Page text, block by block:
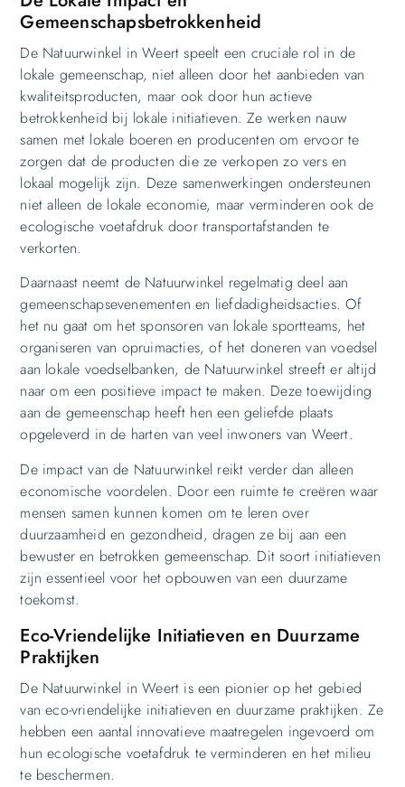
Gemeenschapsbetrokkenheid
De Natuurwinkel in Weert speelt een cruciale rol in de
lokale gemeenschap, niet alleen door het aanbieden van
kwaliteitsproducten, maar ook door hun actieve
betrokkenheid bij lokale initiatieven. Ze werken nauw
samen met lokale boeren en producenten om ervoor te
zorgen dat de producten die ze verkopen zo vers en
lokaal mogelijk zijn. Deze samenwerkingen ondersteunen
niet alleen de lokale economie, maar verminderen ook de
ecologische voetafdruk door transportafstanden te
verkorten.
Daarnaast neemt de Natuurwinkel regelmatig deel aan
gemeenschapsevenementen en liefdadigheidsacties. Of
het nu gaat om het sponsoren van lokale sportteams, het
organiseren van opruimacties, of het doneren van voedsel
aan lokale voedselbanken, de Natuurwinkel streeft er altijd
naar om een positieve impact te maken. Deze toewijding
aan de gemeenschap heeft hen een geliefde plaats
opgeleverd in de harten van veel inwoners van Weert.
De impact van de Natuurwinkel reikt verder dan alleen
economische voordelen. Door een ruimte te creëren waar
mensen samen kunnen komen om te leren over
duurzaamheid en gezondheid, dragen ze bij aan een
bewuster en betrokken gemeenschap. Dit soort initiatieven
zijn essentieel voor het opbouwen van een duurzame
toekomst.
Eco-Vriendelijke Initiatieven en Duurzame
Praktijken
De Natuurwinkel in Weert is een pionier op het gebied
van eco-vriendelijke initiatieven en duurzame praktijken. Ze
hebben een aantal innovatieve maatregelen ingevoerd om
hun ecologische voetafdruk te verminderen en het milieu
te beschermen.